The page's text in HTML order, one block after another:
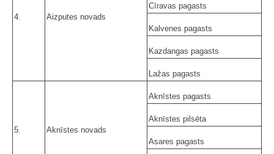
4. Aizputes novads
Cīravas pagasts
Kalvenes pagasts
Kazdangas pagasts
Lažas pagasts
5. Aknīstes novads
Aknīstes pagasts
Aknīstes pilsēta
Asares pagasts